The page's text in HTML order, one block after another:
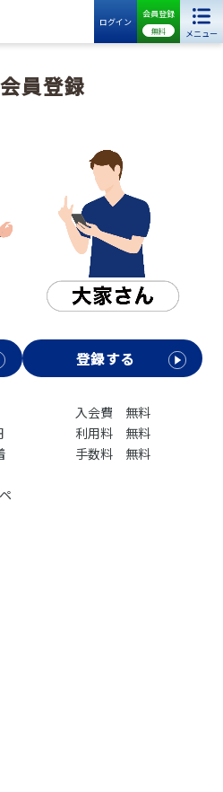
ログイン
会員登録
無料 メニュー
会員登録
登録する
入会費 無料
利用料 無料
手数料 無料